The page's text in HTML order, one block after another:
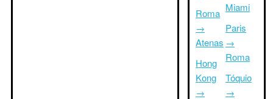
Roma
→
Atenas
Hong
Kong
→
Miami
Paris
→
Roma
Tóquio
→